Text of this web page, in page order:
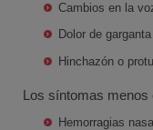
Cambios en la
Dolor de
Hinchazón o
Los síntomas menos
Hemorragias